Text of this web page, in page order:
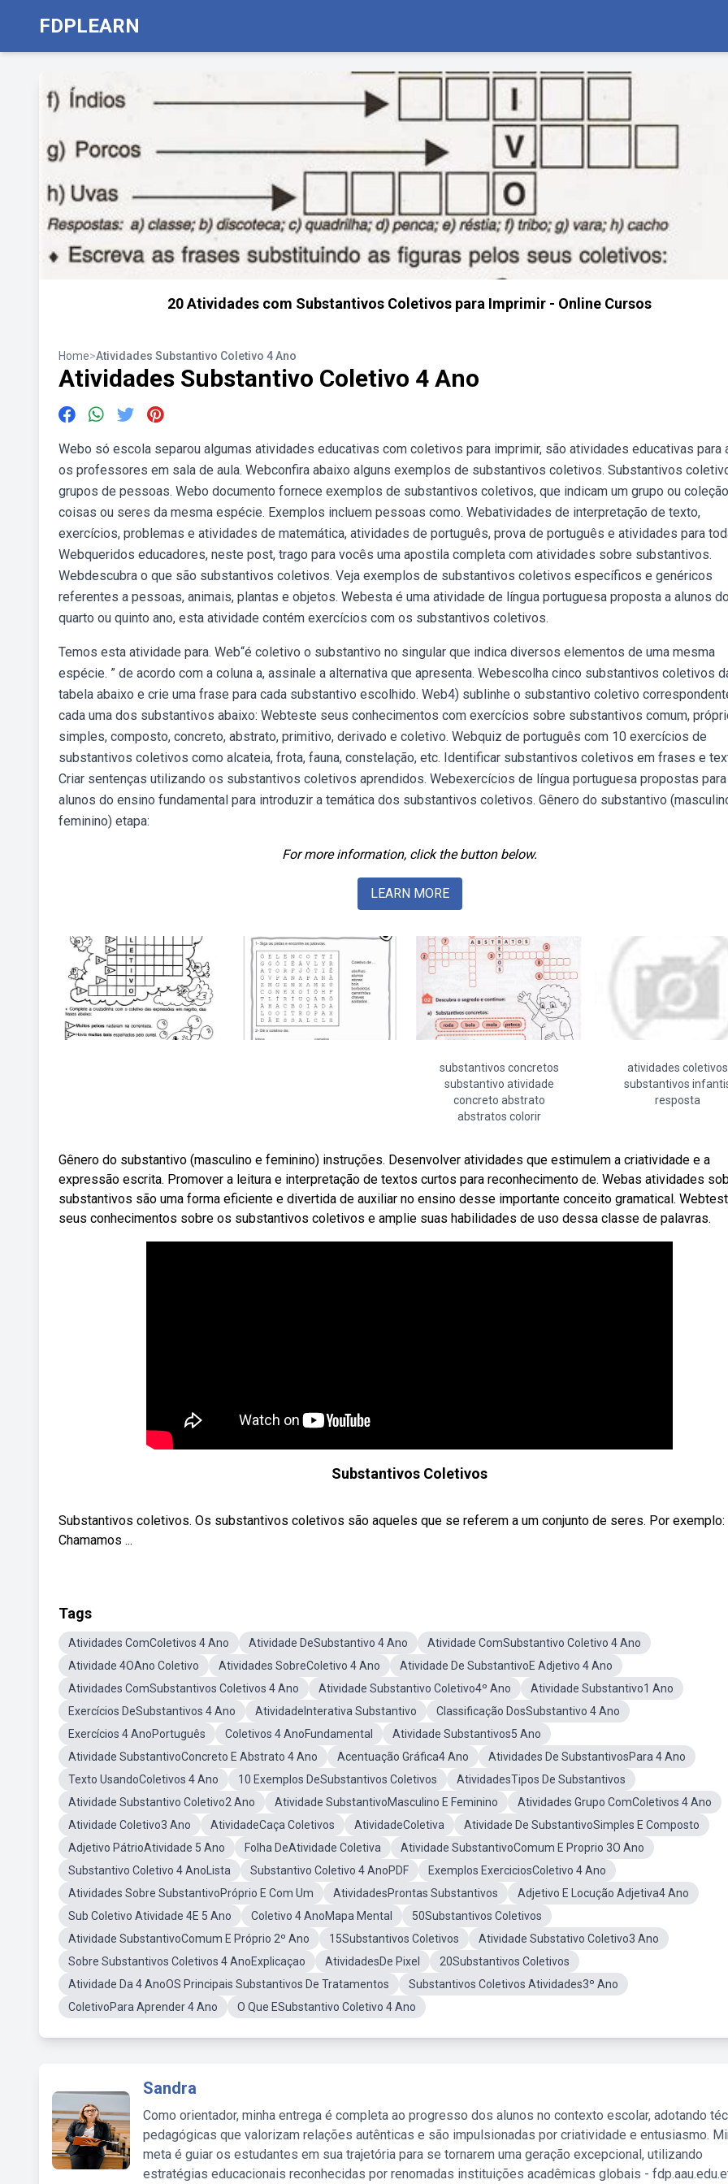
FDPLEARN
20 Atividades com Substantivos Coletivos para Imprimir - Online Cursos
Home>Atividades Substantivo Coletivo 4 Ano
Atividades Substantivo Coletivo 4 Ano
Webo só escola separou algumas atividades educativas com coletivos para imprimir, são atividades educativas para
os professores em sala de aula. Webconfira abaixo alguns exemplos de substantivos coletivos. Substantivos
grupos de pessoas. Webo documento fornece exemplos de substantivos coletivos, que indicam um grupo ou
coisas ou seres da mesma espécie. Exemplos incluem pessoas como. Webatividades de interpretação de texto,
exercícios, problemas e atividades de matemática, atividades de português, prova de português e atividades para
Webqueridos educadores, neste post, trago para vocês uma apostila completa com atividades sobre substantivos.
Webdescubra o que são substantivos coletivos. Veja exemplos de substantivos coletivos específicos e genéricos
referentes a pessoas, animais, plantas e objetos. Webesta é uma atividade de língua portuguesa proposta a alunos do
quarto ou quinto ano, esta atividade contém exercícios com os substantivos coletivos.
Temos esta atividade para. Web“é coletivo o substantivo no singular que indica diversos elementos de uma mesma
espécie. ” de acordo com a coluna a, assinale a alternativa que apresenta. Webescolha cinco substantivos coletivos
tabela abaixo e crie uma frase para cada substantivo escolhido. Web4) sublinhe o substantivo coletivo
cada uma dos substantivos abaixo: Webteste seus conhecimentos com exercícios sobre substantivos comum,
simples, composto, concreto, abstrato, primitivo, derivado e coletivo. Webquiz de português com 10 exercícios de
substantivos coletivos como alcateia, frota, fauna, constelação, etc. Identificar substantivos coletivos em frases e
Criar sentenças utilizando os substantivos coletivos aprendidos. Webexercícios de língua portuguesa propostas para
alunos do ensino fundamental para introduzir a temática dos substantivos coletivos. Gênero do substantivo
feminino) etapa:
For more information, click the button below.
LEARN MORE
substantivos concretos
substantivo atividade
concreto abstrato
abstratos colorir
atividades coletivos
substantivos
resposta
Gênero do substantivo (masculino e feminino) instruções. Desenvolver atividades que estimulem a criatividade e a
expressão escrita. Promover a leitura e interpretação de textos curtos para reconhecimento de. Webas atividades
substantivos são uma forma eficiente e divertida de auxiliar no ensino desse importante conceito gramatical.
seus conhecimentos sobre os substantivos coletivos e amplie suas habilidades de uso dessa classe de palavras.
Substantivos Coletivos
Substantivos coletivos. Os substantivos coletivos são aqueles que se referem a um conjunto de seres. Por exemplo:
Chamamos ...
Tags
Atividades ComColetivos 4 Ano Atividade DeSubstantivo 4 Ano
Atividade ComSubstantivo Coletivo 4 Ano
Atividade 4OAno Coletivo
Atividades SobreColetivo 4 Ano
Atividade De SubstantivoE Adjetivo 4 Ano
Atividades ComSubstantivos Coletivos 4 Ano
Atividade Substantivo Coletivo4º Ano
Atividade Substantivo1 Ano
Exercícios DeSubstantivos 4 Ano
AtividadeInterativa Substantivo
Classificação DosSubstantivo 4 Ano
Exercícios 4 AnoPortuguês
Coletivos 4 AnoFundamental
Atividade Substantivos5 Ano
Atividade SubstantivoConcreto E Abstrato 4 Ano
Acentuação Gráfica4 Ano
Atividades De SubstantivosPara 4 Ano
Texto UsandoColetivos 4 Ano
10 Exemplos DeSubstantivos Coletivos
AtividadesTipos De Substantivos
Atividade Substantivo Coletivo2 Ano
Atividade SubstantivoMasculino E Feminino
Atividades Grupo ComColetivos 4 Ano
Atividade Coletivo3 Ano
AtividadeCaça Coletivos AtividadeColetiva
Atividade De SubstantivoSimples E Composto
Adjetivo PátrioAtividade 5 Ano
Folha DeAtividade Coletiva
Atividade SubstantivoComum E Proprio 3O Ano
Substantivo Coletivo 4 AnoLista
Substantivo Coletivo 4 AnoPDF
Exemplos ExerciciosColetivo 4 Ano
Atividades Sobre SubstantivoPróprio E Com Um
AtividadesProntas Substantivos
Adjetivo E Locução Adjetiva4 Ano
Sub Coletivo Atividade 4E 5 Ano
Coletivo 4 AnoMapa Mental
50Substantivos Coletivos
Atividade SubstantivoComum E Próprio 2º Ano
15Substantivos Coletivos
Atividade Substativo Coletivo3 Ano
Sobre Substantivos Coletivos 4 AnoExplicaçao
AtividadesDe Pixel
20Substantivos Coletivos
Atividade Da 4 AnoOS Principais Substantivos De Tratamentos
Substantivos Coletivos Atividades3º Ano
ColetivoPara Aprender 4 Ano
O Que ESubstantivo Coletivo 4 Ano
Sandra
Como orientador, minha entrega é completa ao progresso dos alunos no contexto escolar, adotando
pedagógicas que valorizam relações autênticas e são impulsionadas por criatividade e entusiasmo.
meta é guiar os estudantes em sua trajetória para se tornarem uma geração excepcional, utilizando
estratégias educacionais reconhecidas por renomadas instituições acadêmicas globais -